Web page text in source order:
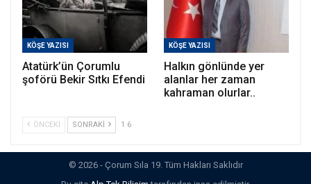
KÖŞE YAZISI
Atatürk’ün Çorumlu
şoförü Bekir Sıtkı Efendi
KÖŞE YAZISI
Halkın gönlünde yer
alanlar her zaman
kahraman olurlar..
ÖNCEKI SONRAKI 1 6
© 2026 - Çorum Sıla 19. Tüm Hakları Saklıdır